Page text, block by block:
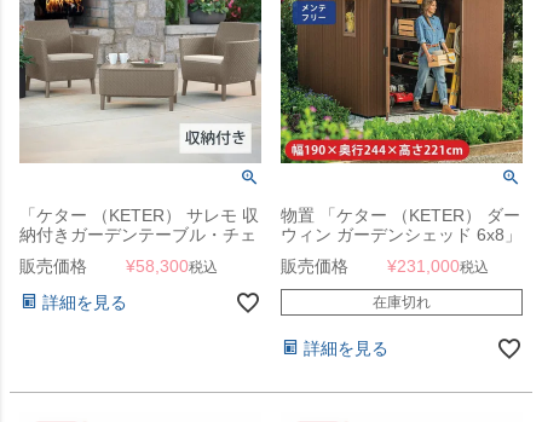
「ケター （KETER） サレモ 収
納付きガーデンテーブル・チェ
ア 3点セット GP155302・
CC155319」
販売価格 ¥58,300税込
詳細を見る
物置 「ケター （KETER） ダー
ウィン ガーデンシェッド 6x8」
幅190×奥行244×高さ221cm ブ
ラウン（木目調）
販売価格 ¥231,000税込
在庫切れ
詳細を見る